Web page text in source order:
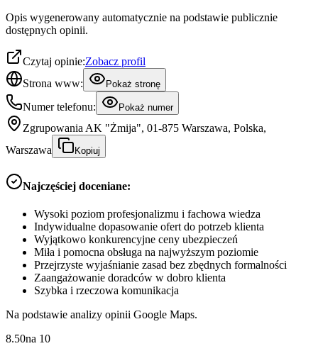
Opis wygenerowany automatycznie na podstawie publicznie
dostępnych opinii.
Czytaj opinie:Zobacz profil
Strona www:
Pokaż stronę
Numer telefonu: Pokaż numer
Zgrupowania AK "Żmija", 01-875 Warszawa, Polska,
Warszawa
Kopiuj
Najczęściej doceniane:
Wysoki poziom profesjonalizmu i fachowa wiedza
Indywidualne dopasowanie ofert do potrzeb klienta
Wyjątkowo konkurencyjne ceny ubezpieczeń
Miła i pomocna obsługa na najwyższym poziomie
Przejrzyste wyjaśnianie zasad bez zbędnych formalności
Zaangażowanie doradców w dobro klienta
Szybka i rzeczowa komunikacja
Na podstawie analizy opinii Google Maps.
8.50na 10